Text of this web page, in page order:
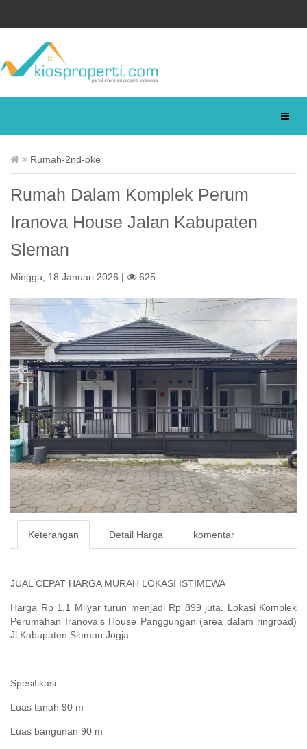
Rumah-2nd-oke
Rumah Dalam Komplek Perum
Iranova House Jalan Kabupaten
Sleman
Minggu, 18 Januari 2026 | 625
Keterangan Detail Harga komentar
JUAL CEPAT HARGA MURAH LOKASI ISTIMEWA
Harga Rp 1,1 Milyar turun menjadi Rp 899 juta. Lokasi Komplek
Perumahan Iranova's House Panggungan (area dalam ringroad)
Jl.Kabupaten Sleman Jogja
Spesifikasi :
Luas tanah 90 m
Luas bangunan 90 m